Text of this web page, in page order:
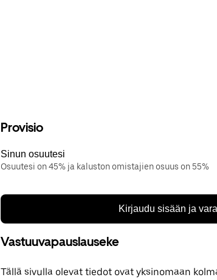
Provisio
Sinun osuutesi
Osuutesi on 45% ja kaluston omistajien osuus on 55%
Kirjaudu sisään ja
Vastuuvapauslauseke
Tällä sivulla olevat tiedot ovat yksinomaan